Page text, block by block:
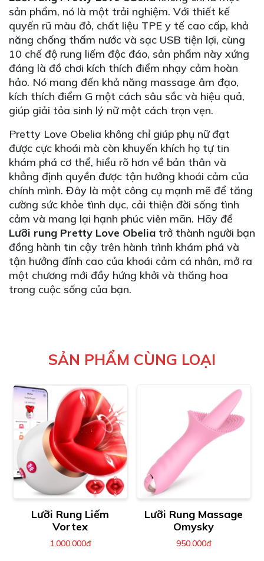
sản phẩm, nó là một trải nghiệm. Với thiết kế
quyến rũ màu đỏ, chất liệu TPE y tế cao cấp, khả
năng chống thấm nước và sạc USB tiện lợi, cùng
10 chế độ rung liếm độc đáo, sản phẩm này xứng
đáng là đồ chơi kích thích điểm nhạy cảm hoàn
hảo. Nó mang đến khả năng massage âm đạo,
kích thích điểm G một cách sâu sắc và hiệu quả,
giúp giải tỏa sinh lý nữ một cách trọn vẹn.
Pretty Love Obelia không chỉ giúp phụ nữ đạt
được cực khoái mà còn khuyến khích họ tự tin
khám phá cơ thể, hiểu rõ hơn về bản thân và
khẳng định quyền được tận hưởng khoái cảm của
chính mình. Đây là một công cụ mạnh mẽ để tăng
cường sức khỏe tình dục, cải thiện đời sống tình
cảm và mang lại hạnh phúc viên mãn. Hãy để
Lưỡi rung Pretty Love Obelia trở thành người bạn
đồng hành tin cậy trên hành trình khám phá và
tận hưởng đỉnh cao của khoái cảm cá nhân, mở ra
một chương mới đầy hứng khởi và thăng hoa
trong cuộc sống của bạn.
SẢN PHẨM CÙNG LOẠI
Lưỡi Rung Liếm
Vortex
1.000.000đ
Lưỡi Rung Massage
Omysky
950.000đ